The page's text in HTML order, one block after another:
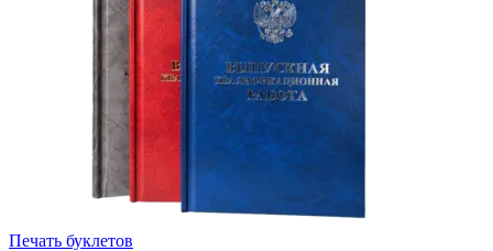
Печать буклетов